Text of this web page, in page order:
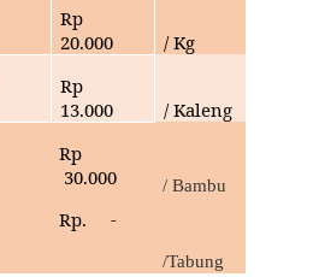
Rp
20.000
/ Kg
Rp
13.000 / Kaleng
Rp
30.000
Rp. -
/ Bambu
/Tabung